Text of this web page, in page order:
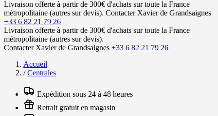
Livraison offerte à partir de 300€ d'achats sur toute la France
métropolitaine (autres sur devis). Contacter Xavier de Grandsaignes
+33 6 82 21 79 26
Livraison offerte à partir de 300€ d'achats sur toute la France
métropolitaine (autres sur devis).
Contacter Xavier de Grandsaignes +33 6 82 21 79 26
Accueil
/ Centrales
Expédition sous 24 à 48 heures
Retrait gratuit en magasin